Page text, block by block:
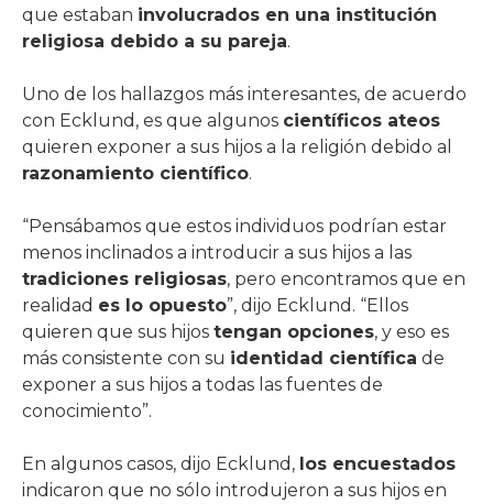
que estaban involucrados en una institución
religiosa debido a su pareja.
Uno de los hallazgos más interesantes, de acuerdo
con Ecklund, es que algunos científicos ateos
quieren exponer a sus hijos a la religión debido al
razonamiento científico.
“Pensábamos que estos individuos podrían estar
menos inclinados a introducir a sus hijos a las
tradiciones religiosas, pero encontramos que en
realidad es lo opuesto”, dijo Ecklund. “Ellos
quieren que sus hijos tengan opciones, y eso es
más consistente con su identidad científica de
exponer a sus hijos a todas las fuentes de
conocimiento”.
En algunos casos, dijo Ecklund, los encuestados
indicaron que no sólo introdujeron a sus hijos en